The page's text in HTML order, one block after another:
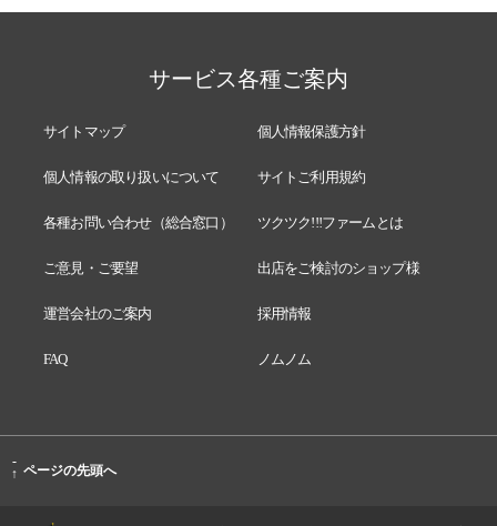
サービス各種ご案内
サイトマップ 個人情報保護方針
個人情報の取り扱いについて サイトご利用規約
各種お問い合わせ（総合窓口） ツクツク!!!ファームとは
ご意見・ご要望 出店をご検討のショップ様
運営会社のご案内 採用情報
FAQ ノムノム
-
↑ ページの先頭へ